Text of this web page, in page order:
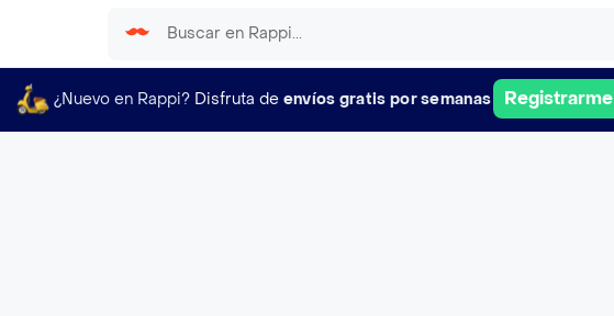
¿Nuevo en Rappi? Disfruta de envíos gratis por semanas Registrarme